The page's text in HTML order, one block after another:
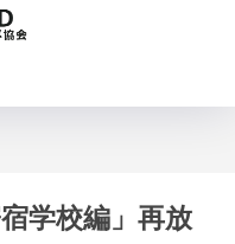
学校編」再放